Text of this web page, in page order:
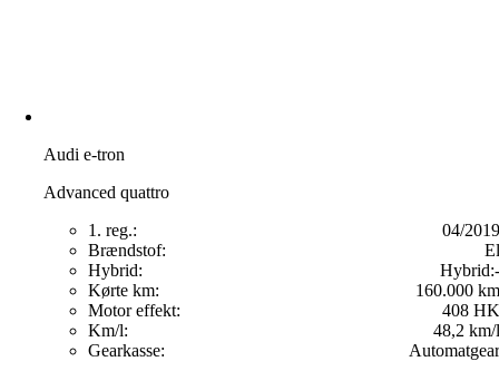
Audi e-tron
Advanced quattro
1. reg.:
04/2019
Brændstof:
El
Hybrid:
Hybrid:-
Kørte km:
160.000 km
Motor effekt:
408 HK
Km/l:
48,2 km/l
Gearkasse:
Automatgear